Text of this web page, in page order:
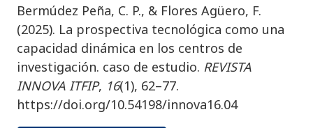
Bermúdez Peña, C. P., & Flores Agüero, F.
(2025). La prospectiva tecnológica como una
capacidad dinámica en los centros de
investigación. caso de estudio. REVISTA
INNOVA ITFIP, 16(1), 62–77.
https://doi.org/10.54198/innova16.04